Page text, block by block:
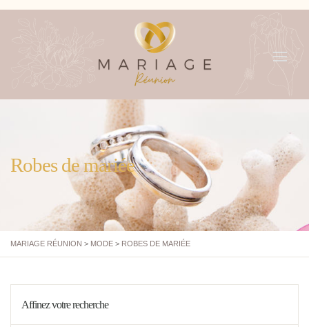
Robes de mariée
MARIAGE RÉUNION > MODE > ROBES DE MARIÉE
Affinez votre recherche